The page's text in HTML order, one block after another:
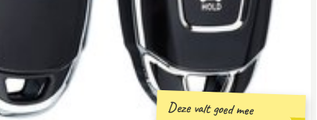
Deze valt goed mee